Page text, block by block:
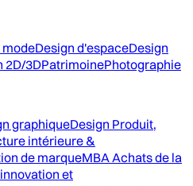
modeDesign d'espaceDesign
2D/3DPatrimoinePhotographie
graphiqueDesign Produit,
intérieure &
de marqueMBA Achats de la
et